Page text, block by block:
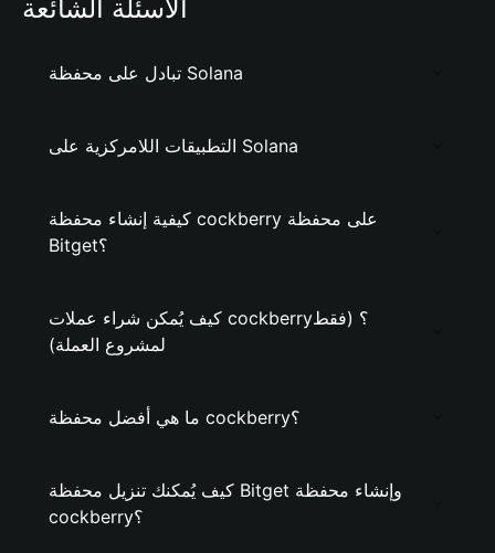
الأسئلة الشائعة
تبادل على محفظة Solana
التطبيقات اللامركزية على Solana
كيفية إنشاء محفظة cockberry على محفظة
Bitget؟
كيف يُمكن شراء عملات cockberry؟ (فقط
لمشروع العملة)
ما هي أفضل محفظة cockberry؟
كيف يُمكنك تنزيل محفظة Bitget وإنشاء محفظة
cockberry؟